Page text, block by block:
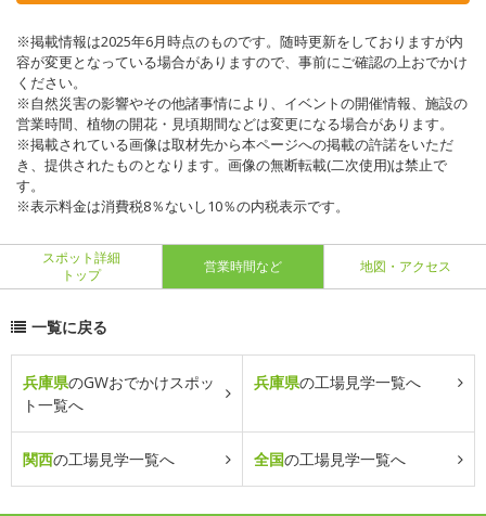
※掲載情報は2025年6月時点のものです。随時更新をしておりますが内
容が変更となっている場合がありますので、事前にご確認の上おでかけ
ください。
※自然災害の影響やその他諸事情により、イベントの開催情報、施設の
営業時間、植物の開花・見頃期間などは変更になる場合があります。
※掲載されている画像は取材先から本ページへの掲載の許諾をいただ
き、提供されたものとなります。画像の無断転載(二次使用)は禁止で
す。
※表示料金は消費税8％ないし10％の内税表示です。
スポット詳細
トップ
営業時間など 地図・アクセス
一覧に戻る
兵庫県のGWおでかけスポッ
ト一覧へ
兵庫県の工場見学一覧へ
関西の工場見学一覧へ 全国の工場見学一覧へ